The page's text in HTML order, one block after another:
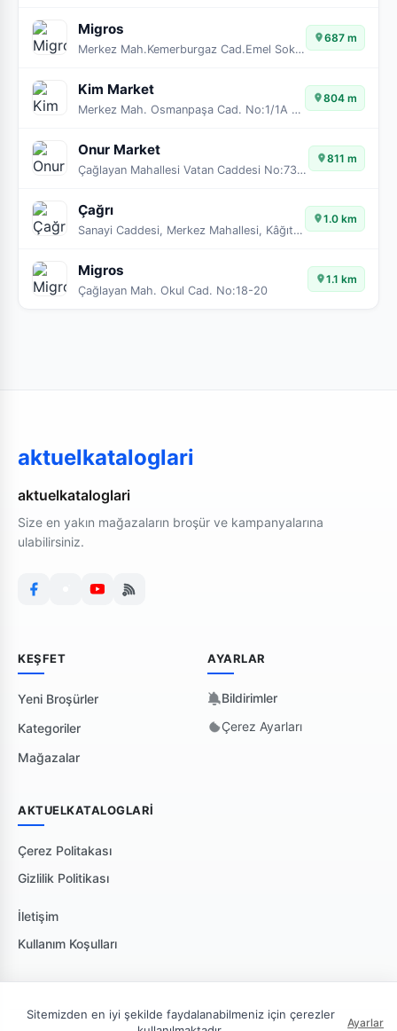
Migros
Merkez Mah.Kemerburgaz Cad.Emel Sok.No:102/A-B
687 m
Kim Market
Merkez Mah. Osmanpaşa Cad. No:1/1A Kağıthane / İSTANBUL
804 m
Onur Market
Çağlayan Mahallesi Vatan Caddesi No:73/A
811 m
Çağrı
Sanayi Caddesi, Merkez Mahallesi, Kâğıthane, İstanbul, Marmara Bölgesi, 34410, Türkiye
1.0 km
Migros
Çağlayan Mah. Okul Cad. No:18-20
1.1 km
aktuelkataloglari
aktuelkataloglari
Size en yakın mağazaların broşür ve kampanyalarına
ulabilirsiniz.
KEŞFET
Yeni Broşürler
Kategoriler
Mağazalar
AYARLAR
Bildirimler
Çerez Ayarları
AKTUELKATALOGLARI
Çerez Politakası
Gizlilik Politikası
İletişim
Kullanım Koşulları
Sitemizden en iyi şekilde faydalanabilmeniz için çerezler
Ayarlar